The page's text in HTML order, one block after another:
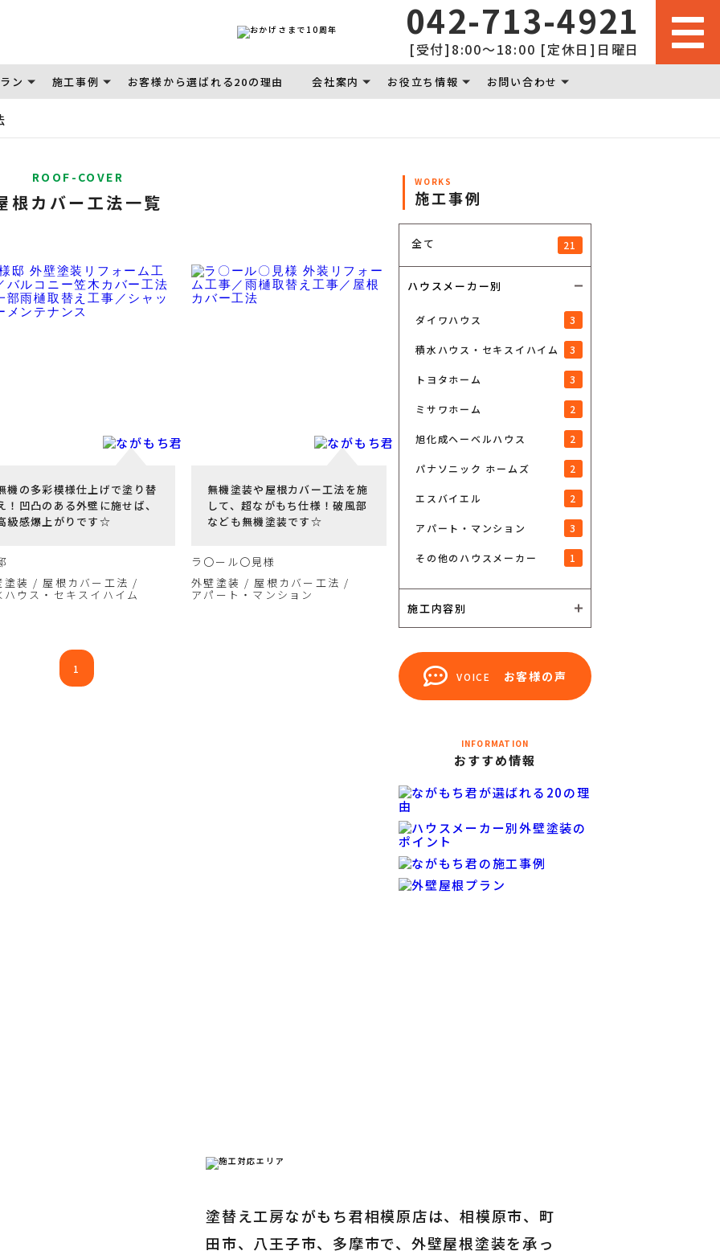
042-713-4921
[受付]8:00～18:00 [定休日]日曜日
ン 施工事例 お客様から選ばれる20の理由 会社案内 お役立ち情報 お問い合わせ
ROOF-COVER
根カバー工法一覧
機の多彩模様仕上げで塗り替
！凹凸のある外壁に施せば、
級感爆上がりです☆
塗装
屋根カバー工法
ハウス・セキスイハイム
無機塗装や屋根カバー工法を施
して、超ながもち仕様！破風部
なども無機塗装です☆
ラ〇ール〇見様
外壁塗装
屋根カバー工法
アパート・マンション
1
WORKS
施工事例
全て 21
ハウスメーカー別
ダイワハウス 3
積水ハウス・セキスイハイム 3
トヨタホーム 3
ミサワホーム 2
旭化成ヘーベルハウス 2
パナソニック ホームズ 2
エスバイエル 2
アパート・マンション 3
その他のハウスメーカー 1
施工内容別
VOICE お客様の声
INFORMATION
おすすめ情報
塗替え工房ながもち君相模原店は、相模原市、町
田市、八王子市、多摩市で、外壁屋根塗装を承っ